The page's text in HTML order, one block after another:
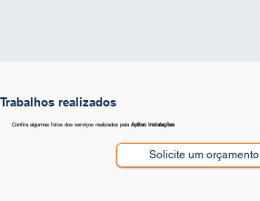
Trabalhos realizados
Confira algumas fotos dos serviços realizados pelaAplitec Instalações
Solicite um orçamento